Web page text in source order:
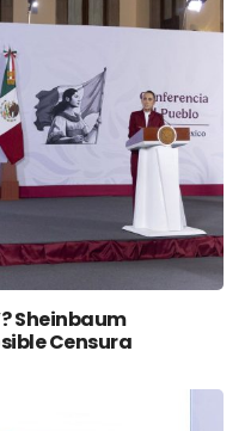
Sheinbaum
Censura